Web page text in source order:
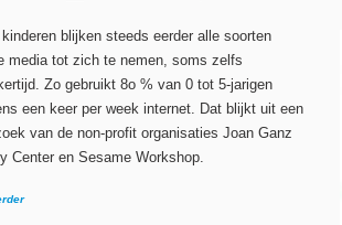
blijken steeds eerder alle soorten
media tot zich te nemen, soms zelfs
Zo gebruikt 8o % van 0 tot 5-jarigen
een keer per week internet. Dat blijkt uit een
van de non-profit organisaties Joan Ganz
Center en Sesame Workshop.